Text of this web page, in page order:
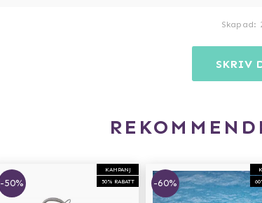
Skapad:
SKRIV
KAMPANJ
50% RABATT
-50% -60%